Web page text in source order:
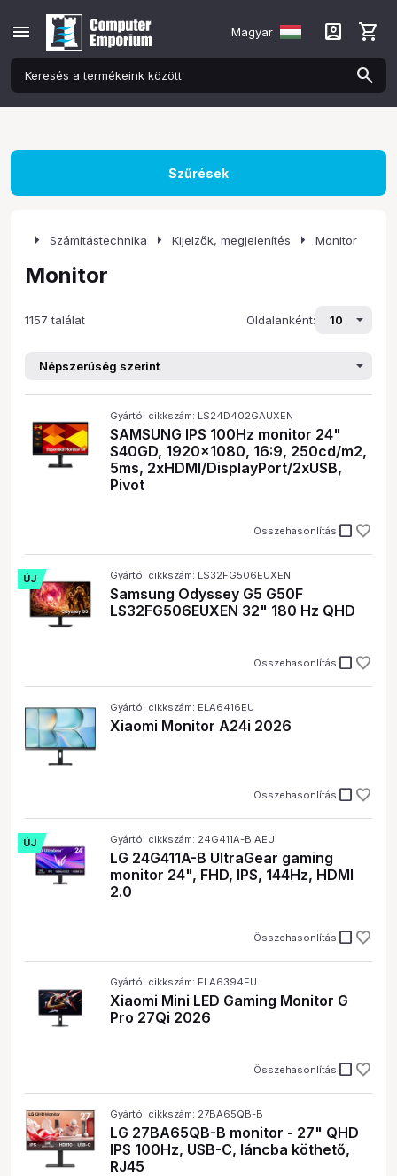
menu Magyar account_box shopping_cart
arrow_right Számítástechnika arrow_right Kijelzők, megjelenítés arrow_right Monitor
Monitor
1157 találat Oldalanként:
Gyártói cikkszám: LS24D402GAUXEN
SAMSUNG IPS 100Hz monitor 24"
S40GD, 1920x1080, 16:9, 250cd/m2,
5ms, 2xHDMI/DisplayPort/2xUSB,
Pivot
Összehasonlítás check_box_outline_blank
ÚJ Gyártói cikkszám: LS32FG506EUXEN
Samsung Odyssey G5 G50F
LS32FG506EUXEN 32" 180 Hz QHD
Összehasonlítás check_box_outline_blank
Gyártói cikkszám: ELA6416EU
Xiaomi Monitor A24i 2026
Összehasonlítás check_box_outline_blank
ÚJ Gyártói cikkszám: 24G411A-B.AEU
LG 24G411A-B UltraGear gaming
monitor 24", FHD, IPS, 144Hz, HDMI
2.0
Összehasonlítás check_box_outline_blank
Gyártói cikkszám: ELA6394EU
Xiaomi Mini LED Gaming Monitor G
Pro 27Qi 2026
Összehasonlítás check_box_outline_blank
Gyártói cikkszám: 27BA65QB-B
LG 27BA65QB-B monitor - 27" QHD
IPS 100Hz, USB-C, láncba köthető,
RJ45
Szűrések